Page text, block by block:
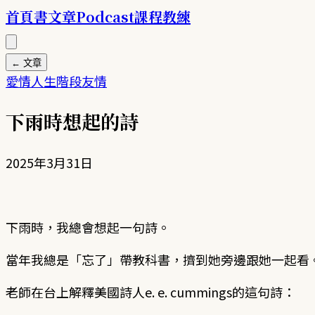
首頁書文章Podcast課程教練
← 文章
愛情人生階段友情
下雨時想起的詩
2025年3月31日
下雨時，我總會想起一句詩。
當年我總是「忘了」帶教科書，擠到她旁邊跟她一起看
老師在台上解釋美國詩人e. e. cummings的這句詩：